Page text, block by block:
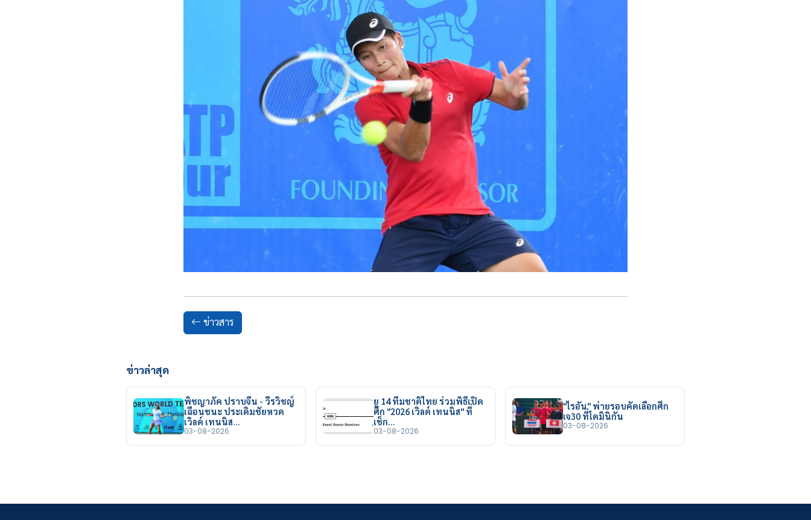
ข่าวสาร
ข่าวล่าสุด
พิชญาภัค ปราบจีน - วีรวิชญ์
เฉือนชนะ ประเดิมชัยหวด
เวิลด์ เทนนิส…
03-08-2026
ยู 14 ทีมชาติไทย ร่วมพิธีเปิด
ศึก "2026 เวิลด์ เทนนิส" ที่
เช็ก…
03-08-2026
"ไรอัน" พ่ายรอบคัดเลือกศึก
เจ30 ที่โดมินิกัน
03-08-2026